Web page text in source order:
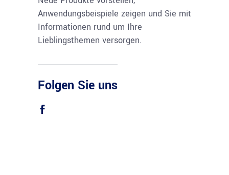
Anwendungsbeispiele zeigen und Sie mit
Informationen rund um Ihre
Lieblingsthemen versorgen.
Folgen Sie uns